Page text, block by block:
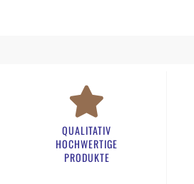
QUALITATIV
HOCHWERTIGE
PRODUKTE